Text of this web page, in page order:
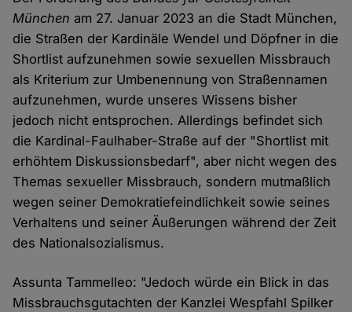
München am 27. Januar 2023 an die Stadt München,
die Straßen der Kardinäle Wendel und Döpfner in die
Shortlist aufzunehmen sowie sexuellen Missbrauch
als Kriterium zur Umbenennung von Straßennamen
aufzunehmen, wurde unseres Wissens bisher
jedoch nicht entsprochen. Allerdings befindet sich
die Kardinal-Faulhaber-Straße auf der "Shortlist mit
erhöhtem Diskussionsbedarf", aber nicht wegen des
Themas sexueller Missbrauch, sondern mutmaßlich
wegen seiner Demokratiefeindlichkeit sowie seines
Verhaltens und seiner Äußerungen während der Zeit
des Nationalsozialismus.
Assunta Tammelleo: "Jedoch würde ein Blick in das
Missbrauchsgutachten der Kanzlei Wespfahl Spilker